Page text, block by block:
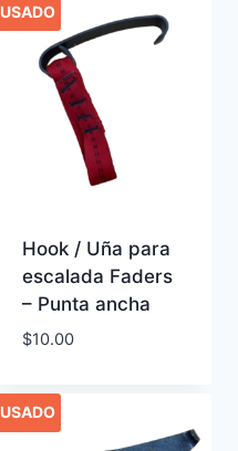
USADO
Hook / Uña para
escalada Faders
– Punta ancha
$10.00
USADO